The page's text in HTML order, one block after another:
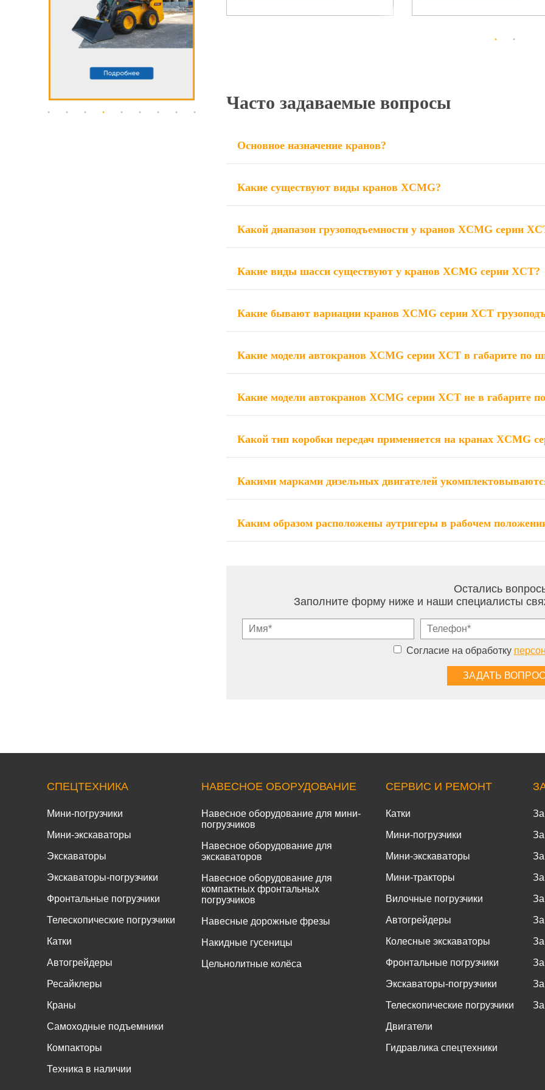
Часто задаваемые вопросы
Основное назначение кранов?
Какие существуют виды кранов XCMG?
Какой диапазон грузоподъемности у кранов XCMG серии
Какие виды шасси существуют у кранов XCMG серии XCT?
Какие бывают вариации кранов XCMG серии XCT
Какие модели автокранов XCMG серии XCT в габарите по
Какие модели автокранов XCMG серии XCT не в габарите
Какой тип коробки передач применяется на кранах XCMG
Какими марками дизельных двигателей
Каким образом расположены аутригеры в рабочем
Остались
Заполните форму ниже и наши специалисты
Согласие на обработку
СПЕЦТЕХНИКА
Мини-погрузчики
Мини-экскаваторы
Экскаваторы
Экскаваторы-погрузчики
Фронтальные погрузчики
Телескопические погрузчики
Катки
Автогрейдеры
Ресайклеры
Краны
Самоходные подъемники
Компакторы
Техника в наличии
НАВЕСНОЕ ОБОРУДОВАНИЕ
Навесное оборудование для мини-
погрузчиков
Навесное оборудование для
экскаваторов
Навесное оборудование для
компактных фронтальных
погрузчиков
Навесные дорожные фрезы
Накидные гусеницы
Цельнолитные колёса
СЕРВИС И РЕМОНТ
Катки
Мини-погрузчики
Мини-экскаваторы
Мини-тракторы
Вилочные погрузчики
Автогрейдеры
Колесные экскаваторы
Фронтальные погрузчики
Экскаваторы-погрузчики
Телескопические погрузчики
Двигатели
Гидравлика спецтехники